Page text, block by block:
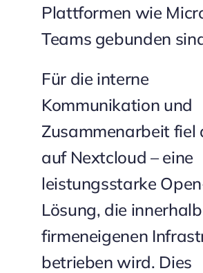
Plattformen wie
Teams gebunden
Für die interne
Kommunikation und
Zusammenarbeit fiel
auf Nextcloud – eine
leistungsstarke
Lösung, die
firmeneigenen
betrieben wird. Dies